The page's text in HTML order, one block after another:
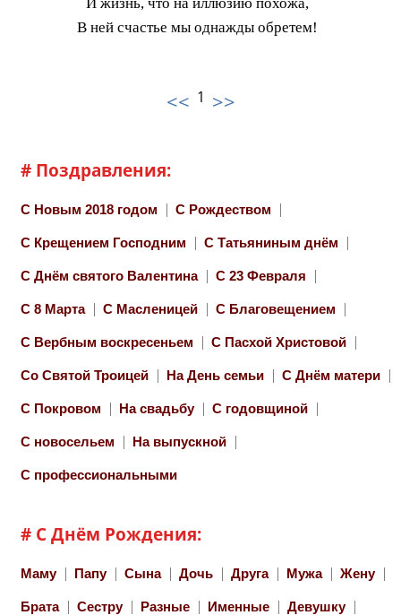
В ней счастье мы однажды обретем!
<< 1 >>
# Поздравления:
С Новым 2018 годом С Рождеством
С Крещением Господним С Татьяниным днём
С Днём святого Валентина С 23 Февраля
С 8 Марта С Масленицей С Благовещением
С Вербным воскресеньем С Пасхой Христовой
Со Святой Троицей На День семьи С Днём матери
С Покровом На свадьбу С годовщиной
С новосельем На выпускной
С профессиональными
# С Днём Рождения:
Маму Папу Сына Дочь Друга Мужа Жену
Брата Сестру Разные Именные Девушку